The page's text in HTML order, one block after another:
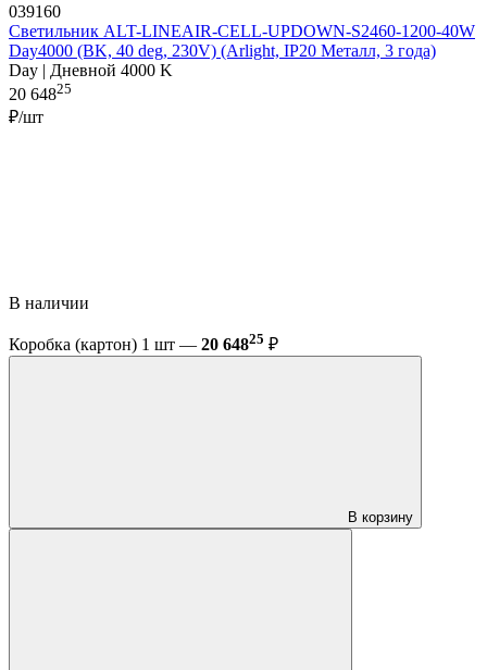
039160
Светильник ALT-LINEAIR-CELL-UPDOWN-S2460-1200-40W
Day4000 (BK, 40 deg, 230V) (Arlight, IP20 Металл, 3 года)
Day | Дневной 4000 K
20 64825
₽/шт
В наличии
Коробка (картон) 1 шт — 20 64825 ₽
В корзину